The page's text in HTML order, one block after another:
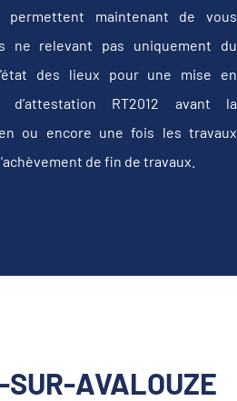
maintenant de vous
ne relevant pas uniquement du
des lieux pour une mise en
d’attestation RT2012 avant la
ou encore une fois les travaux
de fin de travaux.
AVALOUZE